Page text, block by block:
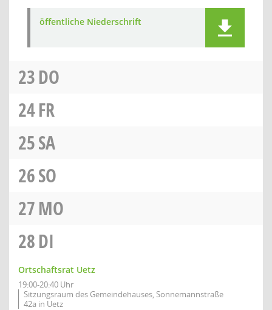
öffentliche Niederschrift
23DO
24FR
25SA
26SO
27MO
28DI
Ortschaftsrat Uetz
19:00-20:40 Uhr
Sitzungsraum des Gemeindehauses, Sonnemannstraße
42a in Uetz